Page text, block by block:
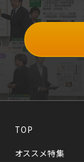
TOP
オススメ特集